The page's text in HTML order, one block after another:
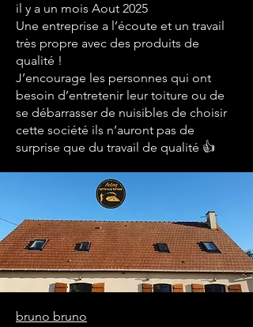
il y a un mois Aout 2025
Une entreprise a l’écoute et un travail
très propre avec des produits de
qualité !
J’encourage les personnes qui ont
besoin d’entretenir leur toiture ou de
se débarrasser de nuisibles de choisir
cette société ils n’auront pas de
surprise que du travail de qualité 👍
bruno bruno